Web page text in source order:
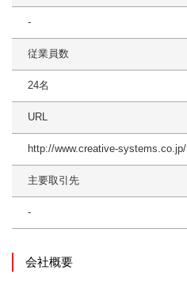
‐
従業員数
24名
URL
http://www.creative-systems.co.jp/
主要取引先
‐
会社概要